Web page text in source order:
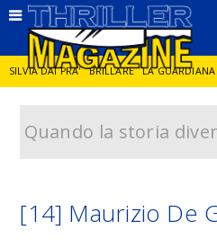
SILVIA DAI PRA' BRILLARE LA GUARDIANA
JORGE DIAZ LA SPIA DELITTO IN CORNICE
Quando la storia
[14] Maurizio De